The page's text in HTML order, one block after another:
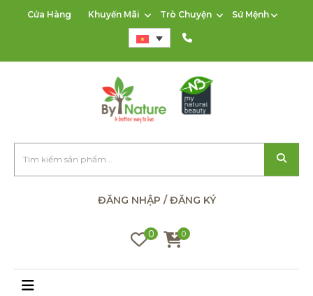
Cửa Hàng Khuyến Mãi Trò Chuyện Sứ Mệnh
ĐĂNG NHẬP / ĐĂNG KÝ
0 0